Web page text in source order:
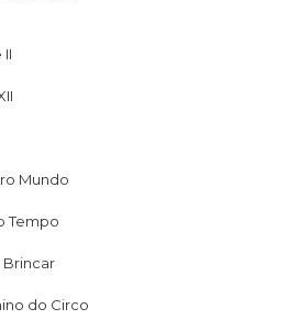
II
Mundo
Tempo
Brincar
do Circo